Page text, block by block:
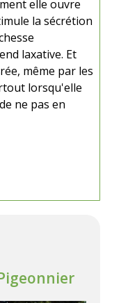
elle ouvre
la sécrétion
laxative. Et
même par les
lorsqu'elle
ne pas en